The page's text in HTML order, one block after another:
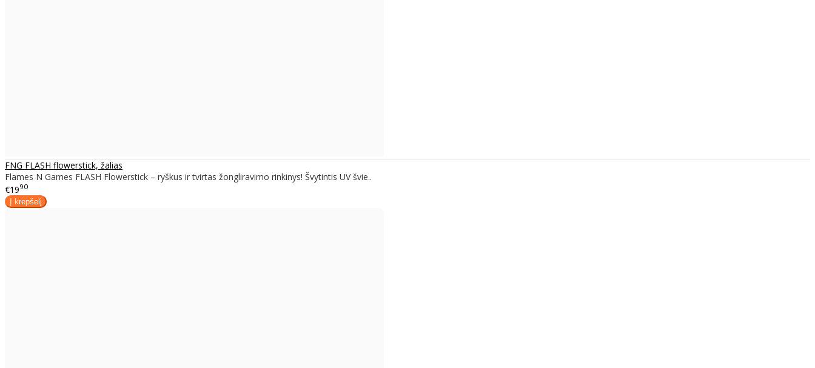
FNG FLASH flowerstick, žalias
Flames N Games FLASH Flowerstick – ryškus ir tvirtas žongliravimo rinkinys! Švytintis UV švie..
€1990